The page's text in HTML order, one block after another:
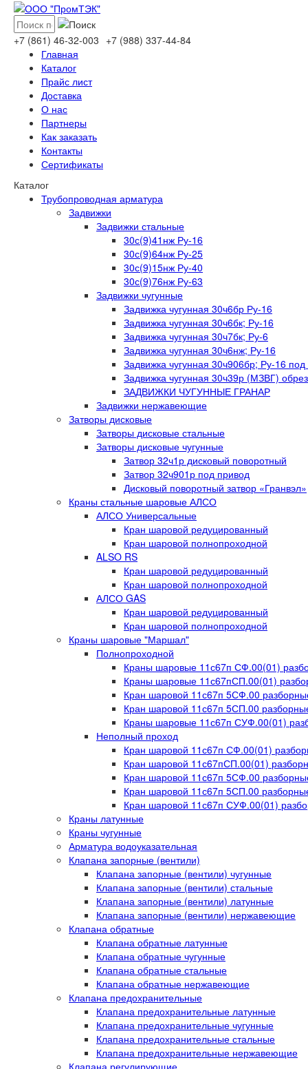
+7 (861) 46-32-003 +7 (988) 337-44-84
Главная
Каталог
Прайс лист
Доставка
О нас
Партнеры
Как заказать
Контакты
Сертификаты
Каталог
Трубопроводная арматура
Задвижки
Задвижки стальные
30с(9)41нж Ру-16
30с(9)64нж Ру-25
30с(9)15нж Ру-40
30с(9)76нж Ру-63
Задвижки чугунные
Задвижка чугунная 30ч6бр Ру-16
Задвижка чугунная 30ч6бк; Ру-16
Задвижка чугунная 30ч7бк; Ру-6
Задвижка чугунная 30ч6нж; Ру-16
Задвижка чугунная 30ч906бр; Ру-16 под
Задвижка чугунная 30ч39р (МЗВГ)
ЗАДВИЖКИ ЧУГУННЫЕ ГРАНАР
Задвижки нержавеющие
Затворы дисковые
Затворы дисковые стальные
Затворы дисковые чугунные
Затвор 32ч1р дисковый поворотный
Затвор 32ч901р под привод
Дисковый поворотный затвор «Гранвэл»
Краны стальные шаровые АЛСО
АЛСО Универсальные
Кран шаровой редуцированный
Кран шаровой полнопроходной
ALSO RS
Кран шаровой редуцированный
Кран шаровой полнопроходной
АЛСО GAS
Кран шаровой редуцированный
Кран шаровой полнопроходной
Краны шаровые "Маршал"
Полнопроходной
Краны шаровые 11с67п СФ.00(01)
Краны шаровые 11с67пСП.00(01)
Кран шаровой 11с67п 5СФ.00
Кран шаровой 11с67п 5СП.00
Краны шаровые 11с67п СУФ.00(01)
Неполный проход
Кран шаровой 11с67п СФ.00(01)
Кран шаровой 11с67пСП.00(01)
Кран шаровой 11с67п 5СФ.00
Кран шаровой 11с67п 5СП.00
Кран шаровой 11с67п СУФ.00(01)
Краны латунные
Краны чугунные
Арматура водоуказательная
Клапана запорные (вентили)
Клапана запорные (вентили) чугунные
Клапана запорные (вентили) стальные
Клапана запорные (вентили) латунные
Клапана запорные (вентили) нержавеющие
Клапана обратные
Клапана обратные латунные
Клапана обратные чугунные
Клапана обратные стальные
Клапана обратные нержавеющие
Клапана предохранительные
Клапана предохранительные латунные
Клапана предохранительные чугунные
Клапана предохранительные стальные
Клапана предохранительные нержавеющие